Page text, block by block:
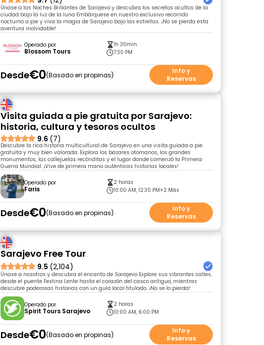
Únase a las Noches Brillantes de Sarajevo y descubra los secretos ocultos de la
ciudad bajo la luz de la luna Embárquese en nuestro exclusivo recorrido
nocturno a pie y viva la magia de Sarajevo bajo las estrellas. ¡No se pierda esta
aventura inolvidable!
Operado por
Blossom Tours
1h 30min
7:30 PM
Desde€0 Basado en propinas
Info y
Reservas
Visita guiada a pie gratuita por Sarajevo:
historia, cultura y tesoros ocultos
9.6 (7)
Descubre la rica historia multicultural de Sarajevo en una visita guiada a pie
gratuita y muy bien valorada. Explora los bazares otomanos, los grandes
monumentos, las callejuelas recónditas y el lugar donde comenzó la Primera
Guerra Mundial. ¡Vive de primera mano auténticas historias locales!
Operado por
Faris
2 horas
10:00 AM, 12:30 PM+2 Más
Desde€0 Basado en propinas
Info y
Reservas
Sarajevo Free Tour
9.5 (2,104)
Únase a nosotros y descubra el encanto de Sarajevo Explore sus vibrantes calles,
desde el puente Festina Lente hasta el corazón del casco antiguo, mientras
descubre poderosas historias con un guía local titulado. ¡No se lo pierda!
Operado por
Spirit Tours Sarajevo
2 horas
10:00 AM, 6:00 PM
Desde€0 Basado en propinas
Info y
Reservas